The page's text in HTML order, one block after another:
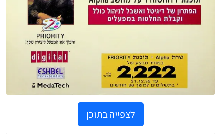
לצפייה בתוכן